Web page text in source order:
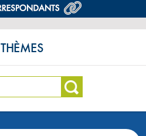
THÈMES